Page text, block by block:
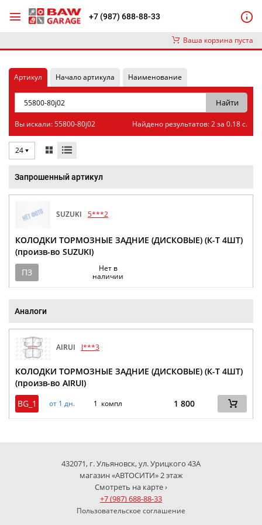
+7 (987) 688-88-33
Ваша корзина пуста
Артикул Начало артикула Наименование
Вы искали: 55800-80j02 Найдено результатов: 2 за 0.18 с.
24
Запрошенный артикул
SUZUKI 5***2
КОЛОДКИ ТОРМОЗНЫЕ ЗАДНИЕ (ДИСКОВЫЕ) (К-Т 4ШТ)
(произв-во SUZUKI)
ПЗ
Нет в
наличии
Аналоги
AIRUI J***3
КОЛОДКИ ТОРМОЗНЫЕ ЗАДНИЕ (ДИСКОВЫЕ) (К-Т 4ШТ)
(произв-во AIRUI)
BG_1
от 1 дн. 1 компл 1 800
432071, г. Ульяновск, ул. Урицкого 43А
магазин «АВТОСИТИ» 2 этаж
Смотреть на карте ›
+7 (987) 688-88-33
Пользовательское соглашение